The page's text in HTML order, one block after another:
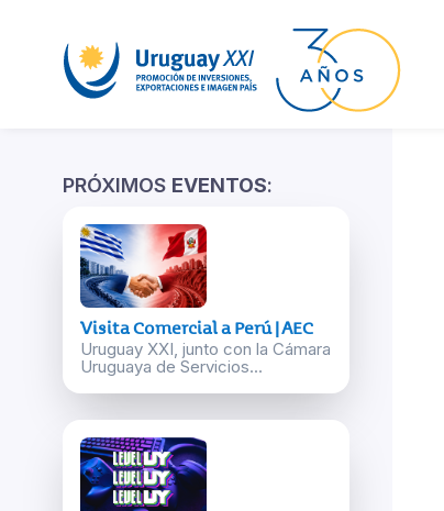
PRÓXIMOS EVENTOS:
Visita Comercial a Perú | AEC
Uruguay XXI, junto con la Cámara
Uruguaya de Servicios...